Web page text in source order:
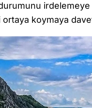
ortaya koymaya